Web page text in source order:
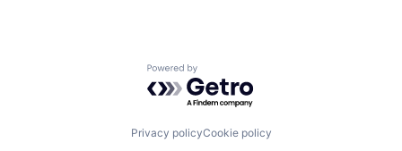
Powered by Getro.com
Privacy policyCookie policy